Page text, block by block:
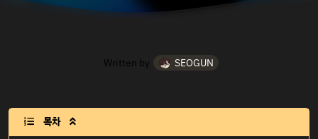
Written by SEOGUN
목차 